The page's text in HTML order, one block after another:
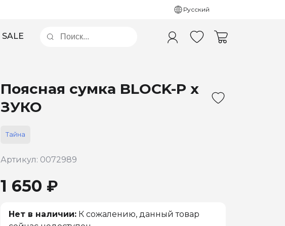
Русский
SALE
Поясная сумка BLOCK-P х
ЗУКО
Тайна
Артикул: 0072989
1 650 ₽
Нет в наличии: К сожалению, данный товар